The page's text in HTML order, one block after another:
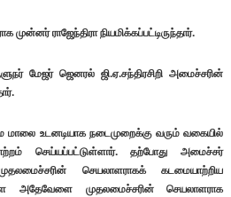
ராஜேந்திரா நியமிக்கப்பட்டிருந்தார்.
மேஜர் ஜெனரல் ஜி.ஏ.சந்திரசிறி அமைச்சரின்
மாலை உடனடியாக நடைமுறைக்கு வரும் வகையில்
செய்யப்பட்டுள்ளார். தற்போது அமைச்சர்
செயலாளராகக் கடமையாற்றிய
அதேவேளை முதலமைச்சரின் செயலாளராக